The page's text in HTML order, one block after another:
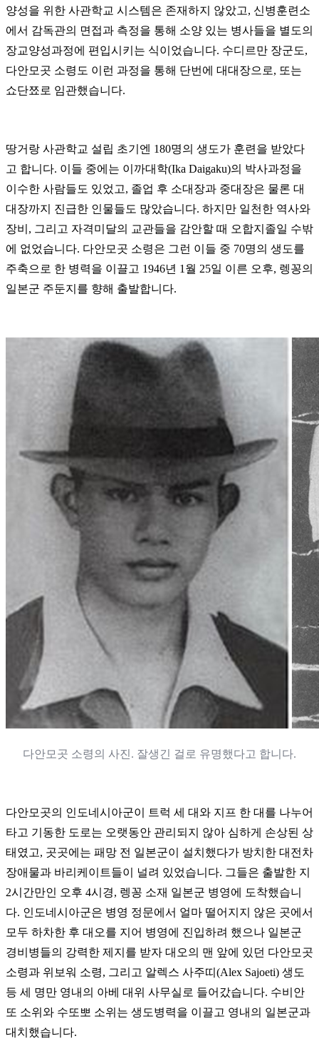
양성을 위한 사관학교 시스템은 존재하지 않았고, 신병훈련소
에서 감독관의 면접과 측정을 통해 소양 있는 병사들을 별도의
장교양성과정에 편입시키는 식이었습니다. 수디르만 장군도,
다안모곳 소령도 이런 과정을 통해 단번에 대대장으로, 또는
쇼단쬬로 임관했습니다.
땅거랑 사관학교 설립 초기엔 180명의 생도가 훈련을 받았다
고 합니다. 이들 중에는 이까대학(Ika Daigaku)의 박사과정을
이수한 사람들도 있었고, 졸업 후 소대장과 중대장은 물론 대
대장까지 진급한 인물들도 많았습니다. 하지만 일천한 역사와
장비, 그리고 자격미달의 교관들을 감안할 때 오합지졸일 수밖
에 없었습니다. 다안모곳 소령은 그런 이들 중 70명의 생도를
주축으로 한 병력을 이끌고 1946년 1월 25일 이른 오후, 렝꽁의
일본군 주둔지를 향해 출발합니다.
다안모곳 소령의 사진. 잘생긴 걸로 유명했다고 합니다.
다안모곳의 인도네시아군이 트럭 세 대와 지프 한 대를 나누어
타고 기동한 도로는 오랫동안 관리되지 않아 심하게 손상된 상
태였고, 곳곳에는 패망 전 일본군이 설치했다가 방치한 대전차
장애물과 바리케이트들이 널려 있었습니다. 그들은 출발한 지
2시간만인 오후 4시경, 렝꽁 소재 일본군 병영에 도착했습니
다. 인도네시아군은 병영 정문에서 얼마 떨어지지 않은 곳에서
모두 하차한 후 대오를 지어 병영에 진입하려 했으나 일본군
경비병들의 강력한 제지를 받자 대오의 맨 앞에 있던 다안모곳
소령과 위보워 소령, 그리고 알렉스 사주띠(Alex Sajoeti) 생도
등 세 명만 영내의 아베 대위 사무실로 들어갔습니다. 수비안
또 소위와 수또뽀 소위는 생도병력을 이끌고 영내의 일본군과
대치했습니다.